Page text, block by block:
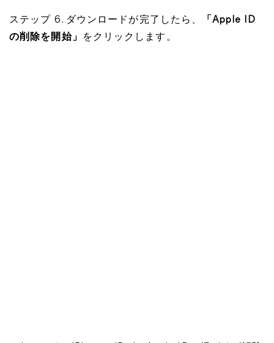
ステップ 6. ダウンロードが完了したら、
「Apple ID
の削除を開始」
をクリックします。